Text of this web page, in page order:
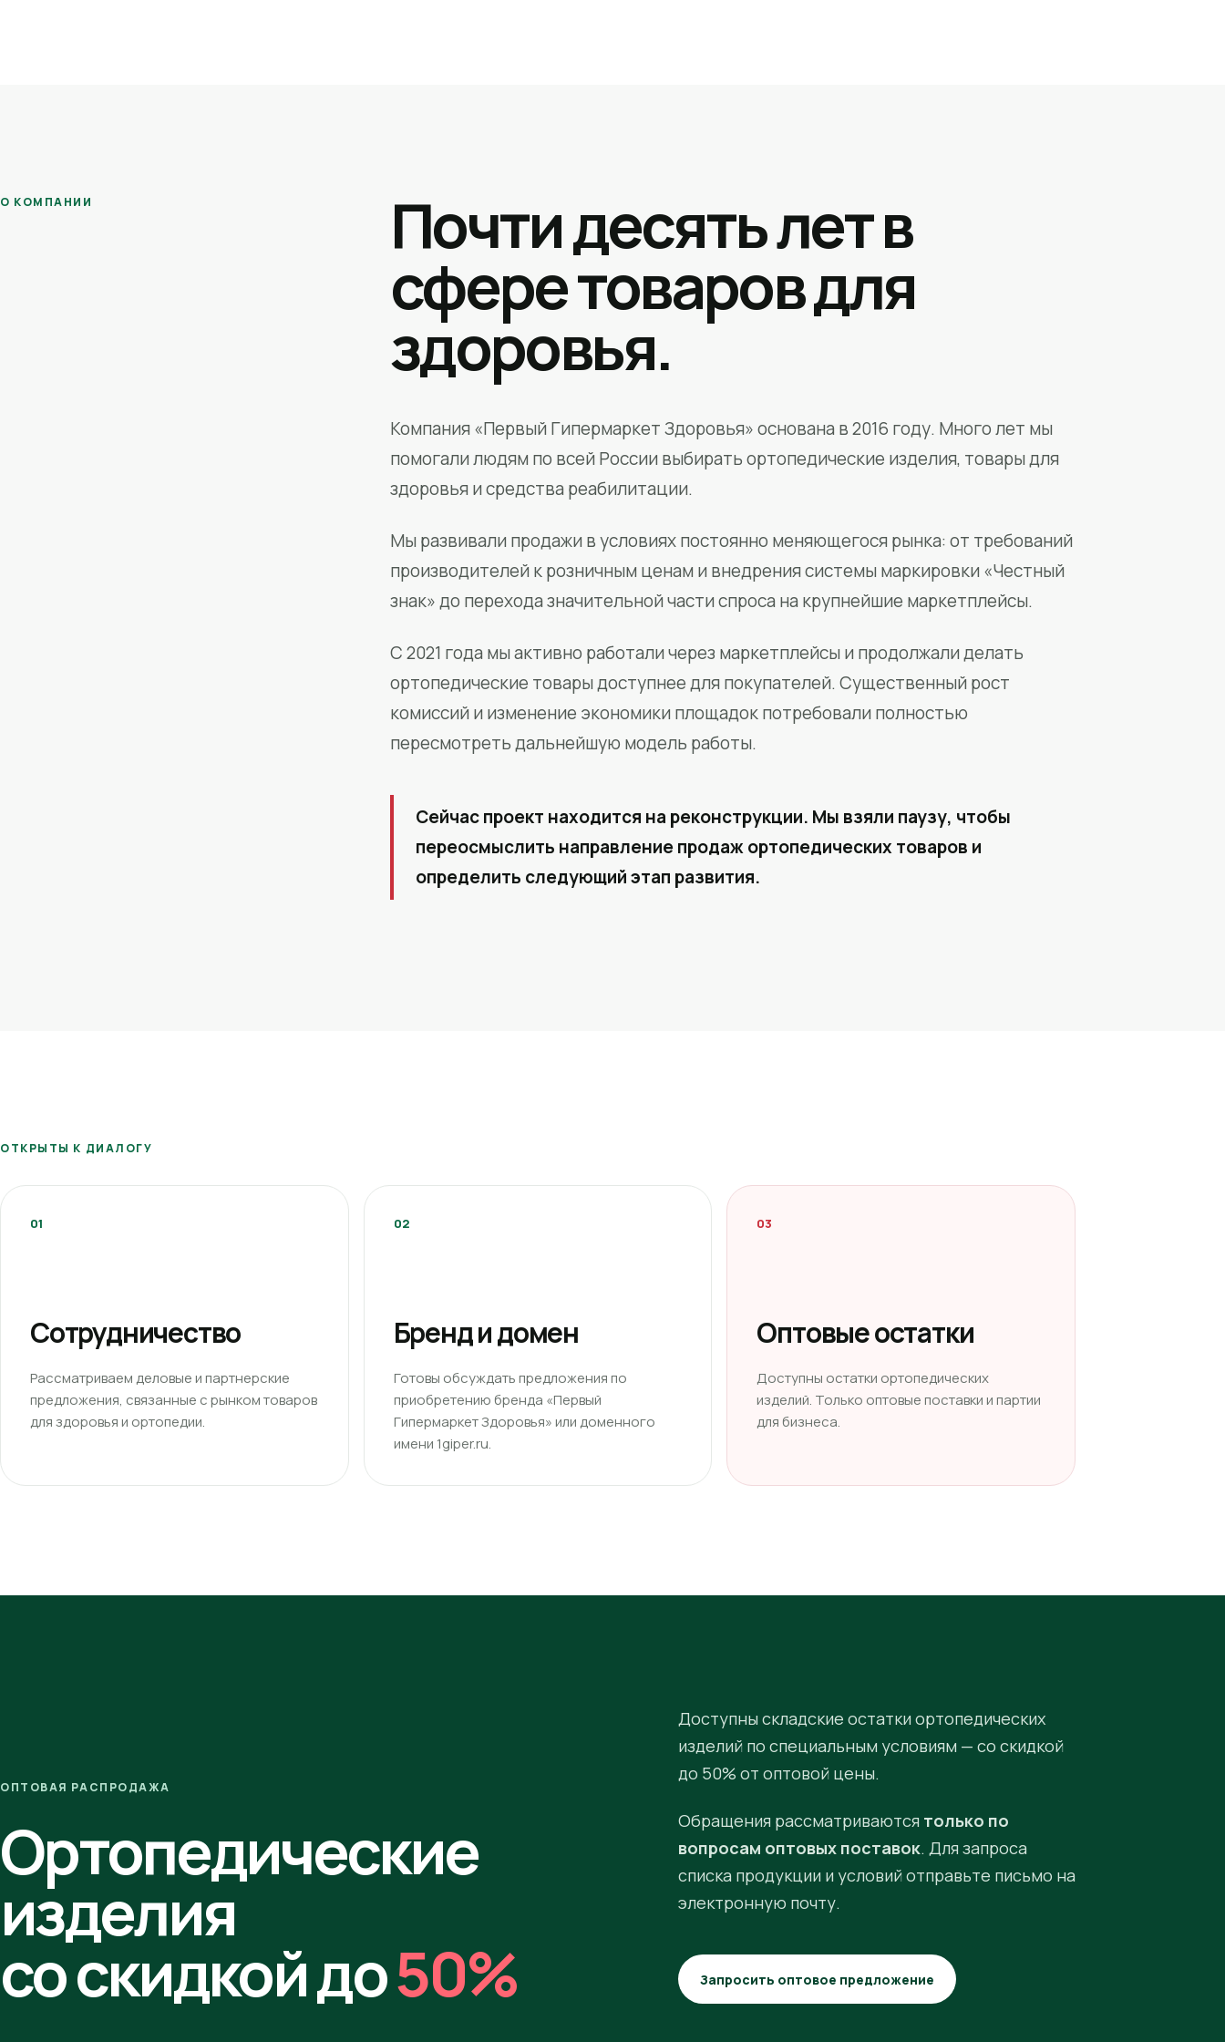
О КОМПАНИИ Почти десять лет в
сфере товаров для
здоровья.
Компания «Первый Гипермаркет Здоровья» основана в 2016 году. Много лет мы
помогали людям по всей России выбирать ортопедические изделия, товары для
здоровья и средства реабилитации.
Мы развивали продажи в условиях постоянно меняющегося рынка: от требований
производителей к розничным ценам и внедрения системы маркировки «Честный
знак» до перехода значительной части спроса на крупнейшие маркетплейсы.
С 2021 года мы активно работали через маркетплейсы и продолжали делать
ортопедические товары доступнее для покупателей. Существенный рост
комиссий и изменение экономики площадок потребовали полностью
пересмотреть дальнейшую модель работы.
Сейчас проект находится на реконструкции. Мы взяли паузу, чтобы
переосмыслить направление продаж ортопедических товаров и
определить следующий этап развития.
ОТКРЫТЫ К ДИАЛОГУ
01
Сотрудничество
Рассматриваем деловые и партнерские
предложения, связанные с рынком товаров
для здоровья и ортопедии.
02
Бренд и домен
Готовы обсуждать предложения по
приобретению бренда «Первый
Гипермаркет Здоровья» или доменного
имени 1giper.ru.
03
Оптовые остатки
Доступны остатки ортопедических
изделий. Только оптовые поставки и партии
для бизнеса.
ОПТОВАЯ РАСПРОДАЖА
Ортопедические
изделия
со скидкой до50%
Доступны складские остатки ортопедических
изделий по специальным условиям — со скидкой
до 50% от оптовой цены.
Обращения рассматриваются только по
вопросам оптовых поставок. Для запроса
списка продукции и условий отправьте письмо на
электронную почту.
Запросить оптовое предложение